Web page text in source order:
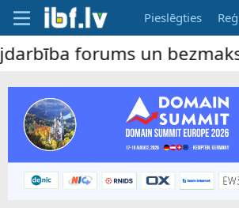
Pieslēgties
forums un bezmaksas